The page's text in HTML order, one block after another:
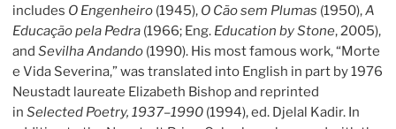
includes O Engenheiro (1945), O Cão sem Plumas (1950),A
Educação pela Pedra (1966; Eng. Education by Stone, 2005),
andSevilha Andando (1990). His most famous work, “Morte
e Vida Severina,” was translated into English in part by 1976
Neustadt laureate Elizabeth Bishop and reprinted
inSelected Poetry, 1937–1990 (1994), ed. Djelal Kadir. In